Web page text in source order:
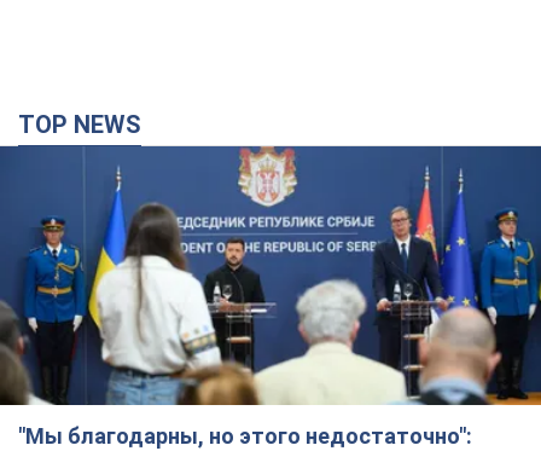
TOP NEWS
"Мы благодарны, но этого недостаточно":